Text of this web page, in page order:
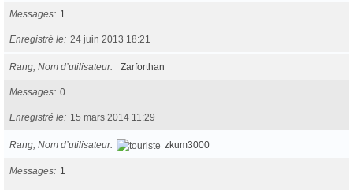
Messages 1
Enregistré le 24 juin 2013 18:21
Rang, Nom d’utilisateur Zarforthan
Messages 0
Enregistré le 15 mars 2014 11:29
Rang, Nom d’utilisateur zkum3000
Messages 1